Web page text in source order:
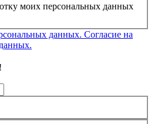
моих персональных данных
данных. Согласие на